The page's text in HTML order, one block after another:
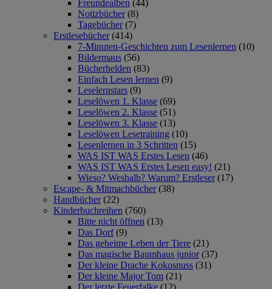
Freundealben (44)
Notizbücher (8)
Tagebücher (7)
Erstlesebücher (414)
7-Minuten-Geschichten zum Lesenlernen (10)
Bildermaus (56)
Bücherhelden (83)
Einfach Lesen lernen (9)
Leselernstars (9)
Leselöwen 1. Klasse (69)
Leselöwen 2. Klasse (51)
Leselöwen 3. Klasse (13)
Leselöwen Lesetraining (10)
Lesenlernen in 3 Schritten (15)
WAS IST WAS Erstes Lesen (46)
WAS IST WAS Erstes Lesen easy! (21)
Wieso? Weshalb? Warum? Erstleser (17)
Escape- & Mitmachbücher (38)
Handbücher (22)
Kinderbuchreihen (760)
Bitte nicht öffnen (13)
Das Dorf (9)
Das geheime Leben der Tiere (21)
Das magische Baumhaus junior (37)
Der kleine Drache Kokosnuss (31)
Der kleine Major Tom (21)
Der letzte Feuerfalke (12)